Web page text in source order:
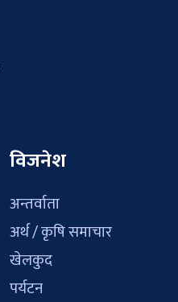
विजनेश
अन्तर्वाता
अर्थ / कृषि समाचार
खेलकुद
पर्यटन